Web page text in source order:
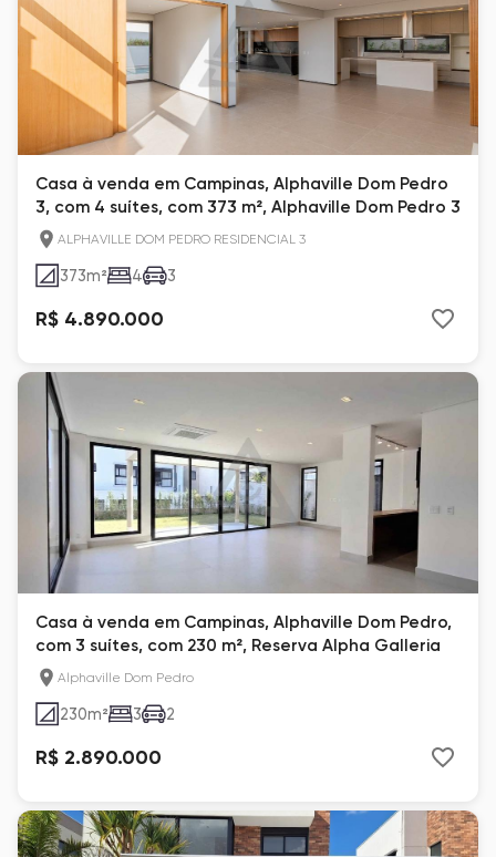
Casa à venda em Campinas, Alphaville Dom Pedro
3, com 4 suítes, com 373 m², Alphaville Dom Pedro 3
ALPHAVILLE DOM PEDRO RESIDENCIAL 3
373m² 4 3
R$ 4.890.000
Casa à venda em Campinas, Alphaville Dom Pedro,
com 3 suítes, com 230 m², Reserva Alpha Galleria
Alphaville Dom Pedro
230m² 3 2
R$ 2.890.000